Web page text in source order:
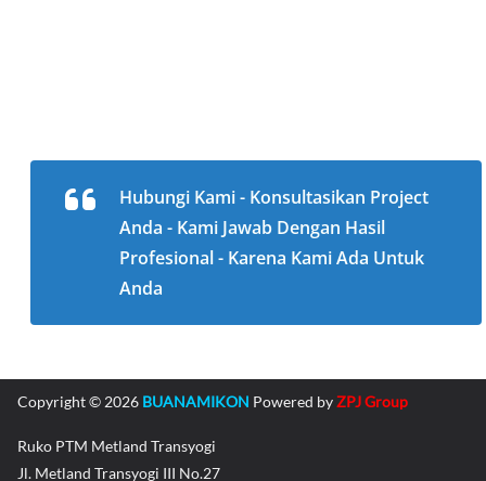
Hubungi Kami - Konsultasikan Project
Anda - Kami Jawab Dengan Hasil
Profesional - Karena Kami Ada Untuk
Anda
Copyright © 2026 BUANAMIKON Powered byZPJ Group
Ruko PTM Metland Transyogi
Jl. Metland Transyogi III No.27